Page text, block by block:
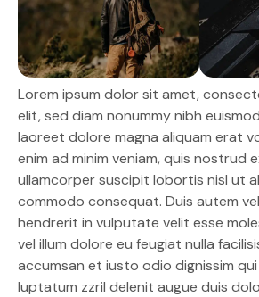
Lorem ipsum dolor sit amet,
elit, sed diam nonummy nibh
laoreet dolore magna aliquam erat
enim ad minim veniam, quis nostrud
ullamcorper suscipit lobortis nisl ut
commodo consequat. Duis autem
hendrerit in vulputate velit esse
vel illum dolore eu feugiat nulla
accumsan et iusto odio dignissim
luptatum zzril delenit augue duis